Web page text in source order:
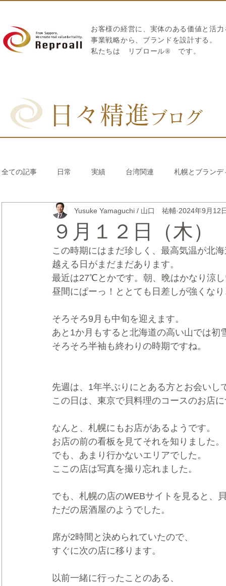
お客様の経営に、実体のある価値と活
​事業戦略から、ブランドを設計する。
私たちは
リプロール® です。
日々精進 ブログ
全ての記事 日常 実績 台湾関連 札幌とブランデ
リブランディング® さとうきび繊維のストロー 中国
CRMブランディング® デジタルマーケティングブランデ
９月１２日（木
Yusuke Yamaguchi / 山口 祐輔 2024年9月12
この時期にはまだ珍しく、最高気温が北
越える日がまだまだあります。
最近は27℃とかです。朝、晩はかなり涼
昼間にぱーっ！ととても日差しが強くな
そろそろ9月も中旬を迎えます。
あと1か月もすると北海道の高い山では初
そろそろ半袖も終わりの時期ですね。
先週は、1年半ぶりにとある方とお会いし
この日は、東京で貝料理のコースのお店
なんと、札幌にもお店があるようです。
お店の前の看板を見てそれを知りました。
でも、あまり行かないエリアでした。
ここの店は写真を撮り忘れました。
でも、札幌の店のWEBサイトを見ると、
ただの居酒屋のようでした。
席が2時間と決められていたので、
すぐに次の店に移ります。
以前一緒に行ったことのある、